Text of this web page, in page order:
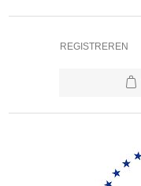
REGISTREREN